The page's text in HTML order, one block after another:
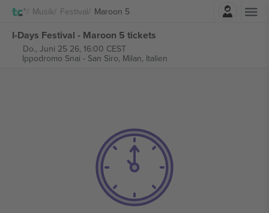
Musik Festival Maroon 5
I-Days Festival - Maroon 5 tickets
Do., Juni 25 26, 16:00 CEST
Ippodromo Snai - San Siro, Milan, Italien